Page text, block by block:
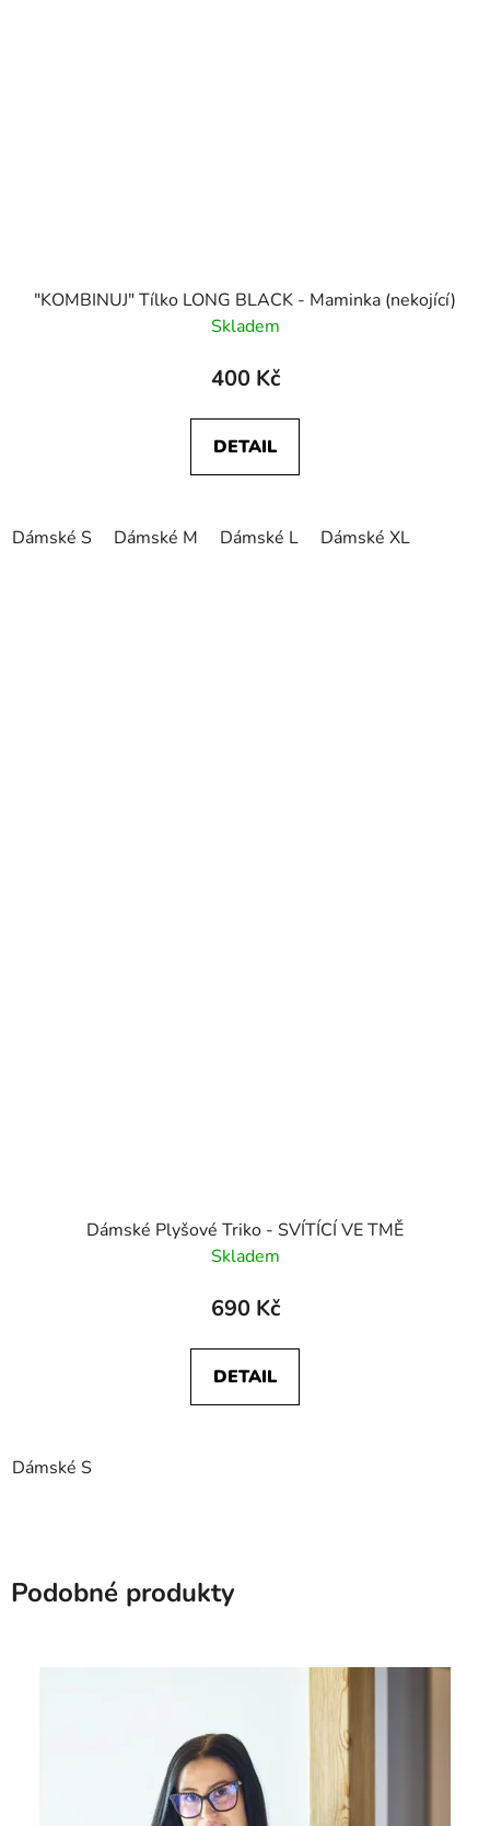
"KOMBINUJ" Tílko LONG BLACK - Maminka (nekojící)
Skladem
400 Kč
DETAIL
Dámské S Dámské M Dámské L Dámské XL
Dámské Plyšové Triko - SVÍTÍCÍ VE TMĚ
Skladem
690 Kč
DETAIL
Dámské S
Podobné produkty